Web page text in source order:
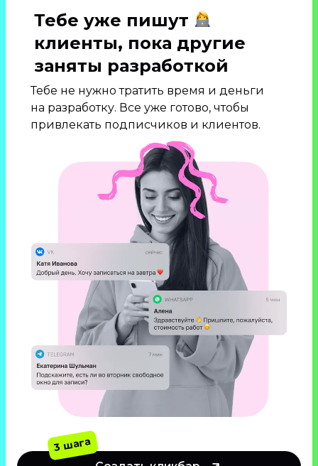
Тебе уже пишут
клиенты, пока другие
заняты разработкой
Тебе не нужно тратить время и деньги
на разработку. Все уже готово, чтобы
привлекать подписчиков и клиентов.
3 шага